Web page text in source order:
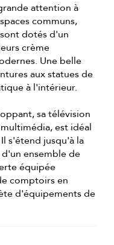
attention à
communs,
dotés d'un
crème
Une belle
aux statues de
à l'intérieur.
sa télévision
est idéal
s'étend jusqu'à la
ensemble de
équipée
comptoirs en
d'équipements de